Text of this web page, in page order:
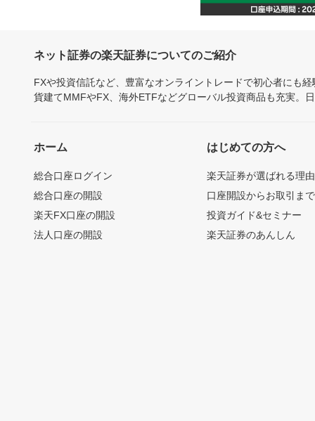
ネット証券の楽天証券についてのご紹介
FXや投資信託など、豊富なオンライントレードで初心者にも
貨建てMMFやFX、海外ETFなどグローバル投資商品も充実。
ホーム
総合口座ログイン
総合口座の開設
楽天FX口座の開設
法人口座の開設
はじめての方へ
楽天証券が選ばれる理由
口座開設からお取引ま
投資ガイド&セミナー
楽天証券のあんしん